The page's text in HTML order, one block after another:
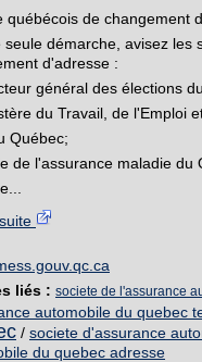
québécois de changement
seule démarche, avisez les
d'adresse :
général des élections
du Travail, de l'Emploi
Québec;
de l'assurance maladie du
liés : societe de l'assurance
automobile du quebec
/ societe d'assurance
du quebec adresse